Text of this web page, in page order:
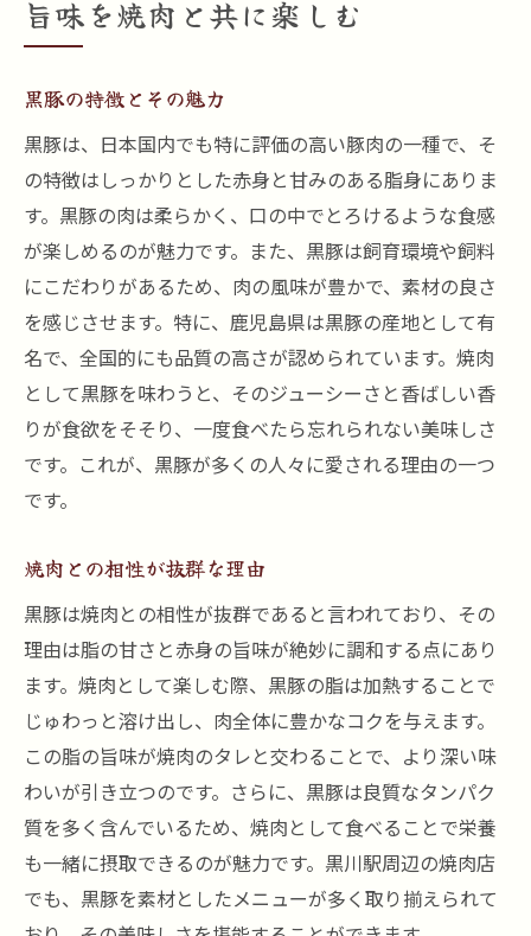
旨味を焼肉と共に楽しむ
黒豚の特徴とその魅力
黒豚は、日本国内でも特に評価の高い豚肉の一種で、そ
の特徴はしっかりとした赤身と甘みのある脂身にありま
す。黒豚の肉は柔らかく、口の中でとろけるような食感
が楽しめるのが魅力です。また、黒豚は飼育環境や飼料
にこだわりがあるため、肉の風味が豊かで、素材の良さ
を感じさせます。特に、鹿児島県は黒豚の産地として有
名で、全国的にも品質の高さが認められています。焼肉
として黒豚を味わうと、そのジューシーさと香ばしい香
りが食欲をそそり、一度食べたら忘れられない美味しさ
です。これが、黒豚が多くの人々に愛される理由の一つ
です。
焼肉との相性が抜群な理由
黒豚は焼肉との相性が抜群であると言われており、その
理由は脂の甘さと赤身の旨味が絶妙に調和する点にあり
ます。焼肉として楽しむ際、黒豚の脂は加熱することで
じゅわっと溶け出し、肉全体に豊かなコクを与えます。
この脂の旨味が焼肉のタレと交わることで、より深い味
わいが引き立つのです。さらに、黒豚は良質なタンパク
質を多く含んでいるため、焼肉として食べることで栄養
も一緒に摂取できるのが魅力です。黒川駅周辺の焼肉店
でも、黒豚を素材としたメニューが多く取り揃えられて